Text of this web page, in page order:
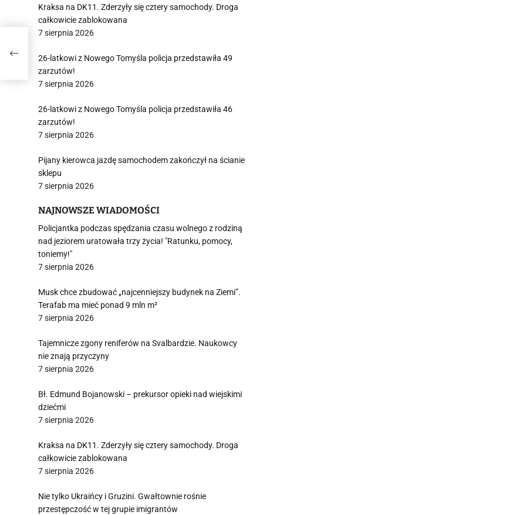
Kraksa na DK11. Zderzyły się cztery samochody. Droga
całkowicie zablokowana
7 sierpnia 2026
26-latkowi z Nowego Tomyśla policja przedstawiła 49
zarzutów!
7 sierpnia 2026
26-latkowi z Nowego Tomyśla policja przedstawiła 46
zarzutów!
7 sierpnia 2026
Pijany kierowca jazdę samochodem zakończył na ścianie
sklepu
7 sierpnia 2026
NAJNOWSZE WIADOMOŚCI
Policjantka podczas spędzania czasu wolnego z rodziną
nad jeziorem uratowała trzy życia! "Ratunku, pomocy,
toniemy!"
7 sierpnia 2026
Musk chce zbudować „najcenniejszy budynek na Ziemi”.
Terafab ma mieć ponad 9 mln m²
7 sierpnia 2026
Tajemnicze zgony reniferów na Svalbardzie. Naukowcy
nie znają przyczyny
7 sierpnia 2026
Bł. Edmund Bojanowski – prekursor opieki nad wiejskimi
dziećmi
7 sierpnia 2026
Kraksa na DK11. Zderzyły się cztery samochody. Droga
całkowicie zablokowana
7 sierpnia 2026
Nie tylko Ukraińcy i Gruzini. Gwałtownie rośnie
przestępczość w tej grupie imigrantów